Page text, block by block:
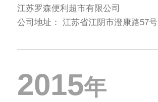
江苏罗森便利超市有限公司
公司地址：
江苏省江阴市澄康路57号
2015年